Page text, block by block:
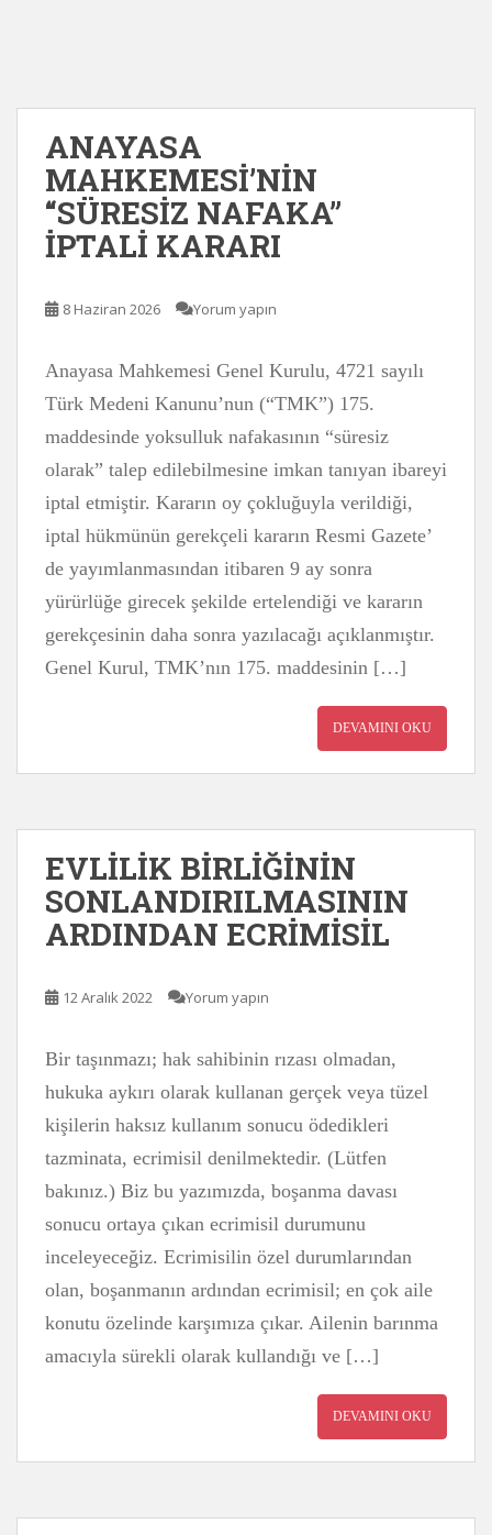
ANAYASA
MAHKEMESİ’NİN
“SÜRESİZ NAFAKA”
İPTALİ KARARI
8 Haziran 2026 Yorum yapın
Anayasa Mahkemesi Genel Kurulu, 4721 sayılı
Türk Medeni Kanunu’nun (“TMK”) 175.
maddesinde yoksulluk nafakasının “süresiz
olarak” talep edilebilmesine imkan tanıyan ibareyi
iptal etmiştir. Kararın oy çokluğuyla verildiği,
iptal hükmünün gerekçeli kararın Resmi Gazete’
de yayımlanmasından itibaren 9 ay sonra
yürürlüğe girecek şekilde ertelendiği ve kararın
gerekçesinin daha sonra yazılacağı açıklanmıştır.
Genel Kurul, TMK’nın 175. maddesinin […]
DEVAMINI OKU
EVLİLİK BİRLİĞİNİN
SONLANDIRILMASININ
ARDINDAN ECRİMİSİL
12 Aralık 2022 Yorum yapın
Bir taşınmazı; hak sahibinin rızası olmadan,
hukuka aykırı olarak kullanan gerçek veya tüzel
kişilerin haksız kullanım sonucu ödedikleri
tazminata, ecrimisil denilmektedir. (Lütfen
bakınız.) Biz bu yazımızda, boşanma davası
sonucu ortaya çıkan ecrimisil durumunu
inceleyeceğiz. Ecrimisilin özel durumlarından
olan, boşanmanın ardından ecrimisil; en çok aile
konutu özelinde karşımıza çıkar. Ailenin barınma
amacıyla sürekli olarak kullandığı ve […]
DEVAMINI OKU